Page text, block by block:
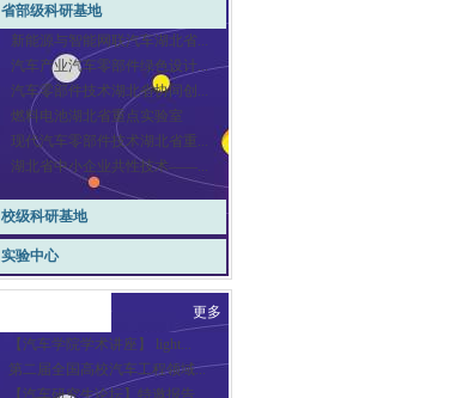
省部级科研基地
新能源与智能网联汽车湖北省...
汽车产业汽车零部件绿色设计...
汽车零部件技术湖北省协同创...
燃料电池湖北省重点实验室
现代汽车零部件技术湖北省重...
湖北省中小企业共性技术——...
校级科研基地
实验中心
更多
【汽车学院学术讲座】 light...
第二届全国高校汽车工程领域...
【汽车研究生论坛】特邀报告...